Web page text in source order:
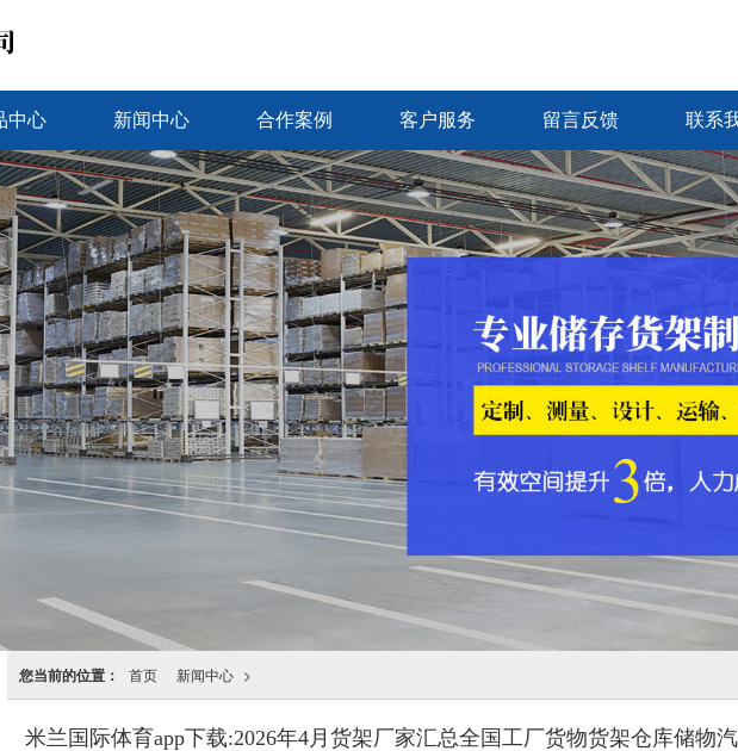
中心 新闻中心 合作案例 客户服务 留言反馈 联系
您当前的位置： 首页 >
新闻中心
米兰国际体育app下载:2026年4月货架厂家汇总全国工厂货物货架仓库储物